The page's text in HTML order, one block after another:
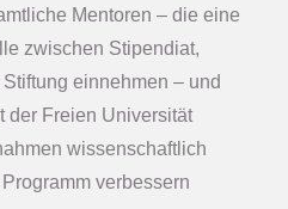
Mentoren – die eine
zwischen Stipendiat,
einnehmen – und
der Freien Universität
wissenschaftlich
verbessern